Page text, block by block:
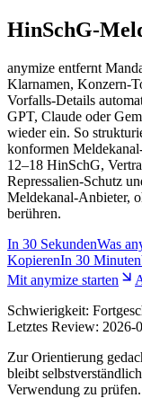
HinSchG-
anymize entfernt
Klarnamen, Konzern-
Vorfalls-Details
GPT, Claude oder
wieder ein. So
konformen
12–18 HinSchG,
Repressalien-Schutz
Meldekanal-Anbieter,
berühren.
In 30 SekundenWas
KopierenIn 30 Minuten
Mit anymize starten
Schwierigkeit:
Letztes Review: 2026-
Zur Orientierung
bleibt
Verwendung zu prüfen.